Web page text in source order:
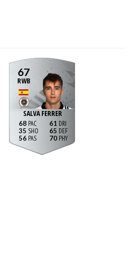
67
RWB
SALVA FERRER
68
35
56
61
65
70